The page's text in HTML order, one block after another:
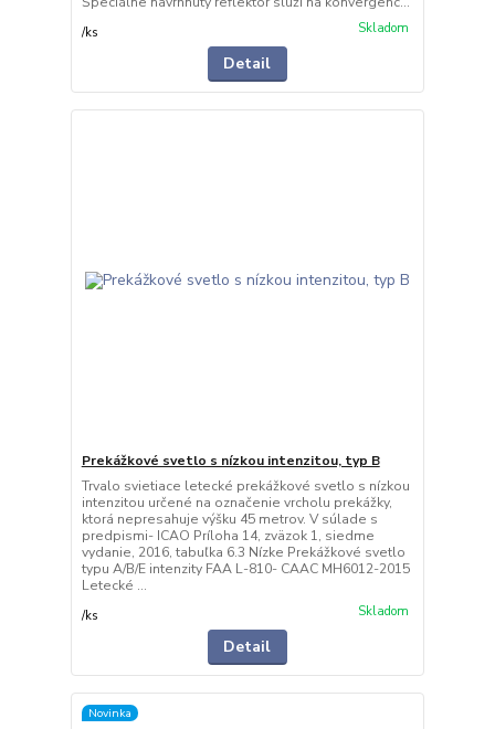
/ks Skladom
Detail
Prekážkové svetlo s nízkou intenzitou, typ B
Trvalo svietiace letecké prekážkové svetlo s nízkou
intenzitou určené na označenie vrcholu prekážky,
ktorá nepresahuje výšku 45 metrov. V súlade s
predpismi- ICAO Príloha 14, zväzok 1, siedme
vydanie, 2016, tabuľka 6.3 Nízke Prekážkové svetlo
typu A/B/E intenzity FAA L-810- CAAC MH6012-2015
Letecké ...
/ks Skladom
Detail
Novinka